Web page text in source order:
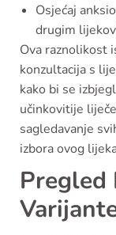
Osjećaj
drugim
Ova raznolikost
konzultacija s
kako bi se
učinkovitije
sagledavanje
izbora ovog
Pregled